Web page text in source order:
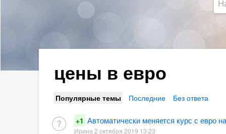
цены в евро
Популярные темы Последние Без ответа
+1 Автоматически меняется курс с евро
Ирина 2 октября 2019 13:23